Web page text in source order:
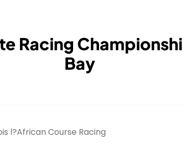
Racing
Bay
l?African Course Racing